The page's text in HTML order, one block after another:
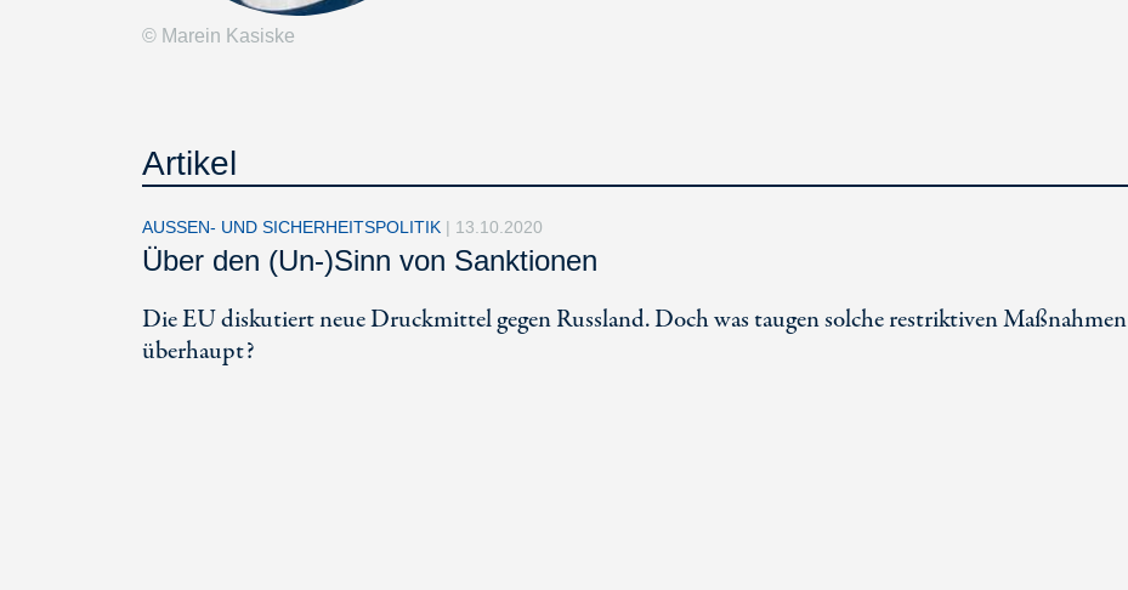
© Marein Kasiske
Artikel
AUSSEN- UND SICHERHEITSPOLITIK | 13.10.2020
Über den (Un-)Sinn von Sanktionen
Die EU diskutiert neue Druckmittel gegen Russland. Doch was taugen solche restriktiven Maßnahmen
überhaupt?